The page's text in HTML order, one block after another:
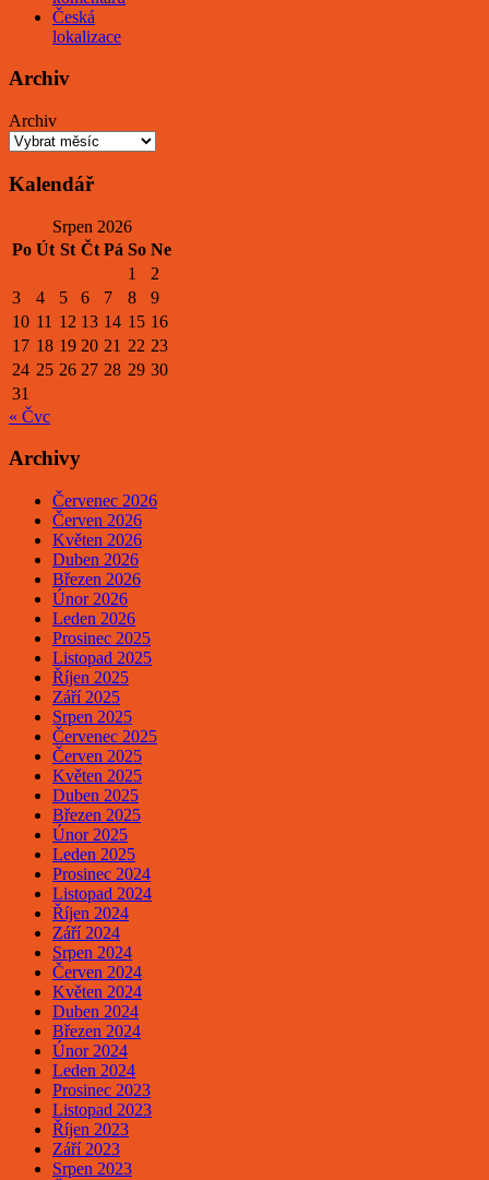
Česká
lokalizace
Archiv
Archiv
Kalendář
Srpen 2026
Po Út St Čt Pá So Ne
1
2
3
4 5 6 7 8
9
10 11 12 13 14 15 16
17 18 19 20 21 22 23
24 25 26 27 28 29 30
31
« Čvc
Archivy
Červenec 2026
Červen 2026
Květen 2026
Duben 2026
Březen 2026
Únor 2026
Leden 2026
Prosinec 2025
Listopad 2025
Říjen 2025
Září 2025
Srpen 2025
Červenec 2025
Červen 2025
Květen 2025
Duben 2025
Březen 2025
Únor 2025
Leden 2025
Prosinec 2024
Listopad 2024
Říjen 2024
Září 2024
Srpen 2024
Červen 2024
Květen 2024
Duben 2024
Březen 2024
Únor 2024
Leden 2024
Prosinec 2023
Listopad 2023
Říjen 2023
Září 2023
Srpen 2023